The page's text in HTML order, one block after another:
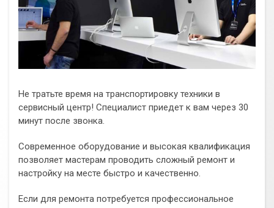
Не тратьте время на транспортировку техники в
сервисный центр! Специалист приедет к вам через 30
минут после звонка.
Современное оборудование и высокая квалификация
позволяет мастерам проводить сложный ремонт и
настройку на месте быстро и качественно.
Если для ремонта потребуется профессиональное